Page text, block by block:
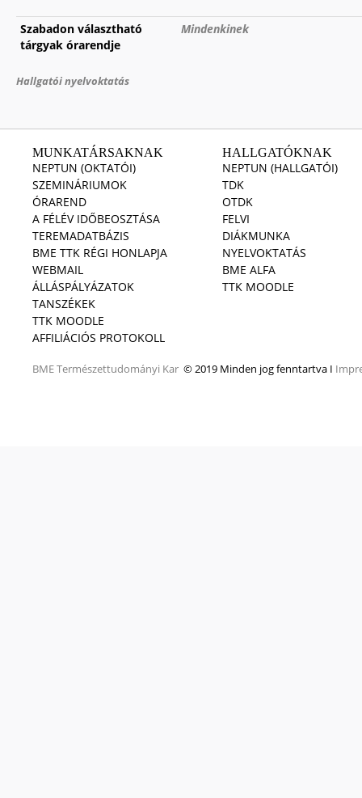
Szabadon választható
tárgyak órarendje
Mindenkinek
Hallgatói nyelvoktatás
MUNKATÁRSAKNAK
NEPTUN (OKTATÓI)
SZEMINÁRIUMOK
ÓRAREND
A FÉLÉV IDŐBEOSZTÁSA
TEREMADATBÁZIS
BME TTK RÉGI HONLAPJA
WEBMAIL
ÁLLÁSPÁLYÁZATOK
TANSZÉKEK
TTK MOODLE
AFFILIÁCIÓS PROTOKOLL
BMETermészettudományi Kar © 2019 Minden jog fenntartva I
HALLGATÓKNAK
NEPTUN (HALLGATÓI)
TDK
OTDK
FELVI
DIÁKMUNKA
NYELVOKTATÁS
BME ALFA
TTK MOODLE